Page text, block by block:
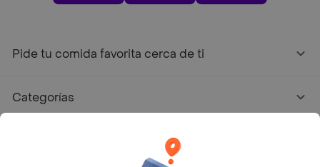
Pide tu comida favorita cerca de ti
Categorías